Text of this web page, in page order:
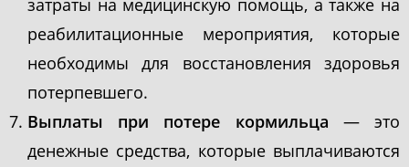
затраты на медицинскую помощь, а также на
реабилитационные мероприятия, которые
необходимы для восстановления здоровья
потерпевшего.
Выплаты при потере кормильца — это
денежные средства, которые выплачиваются